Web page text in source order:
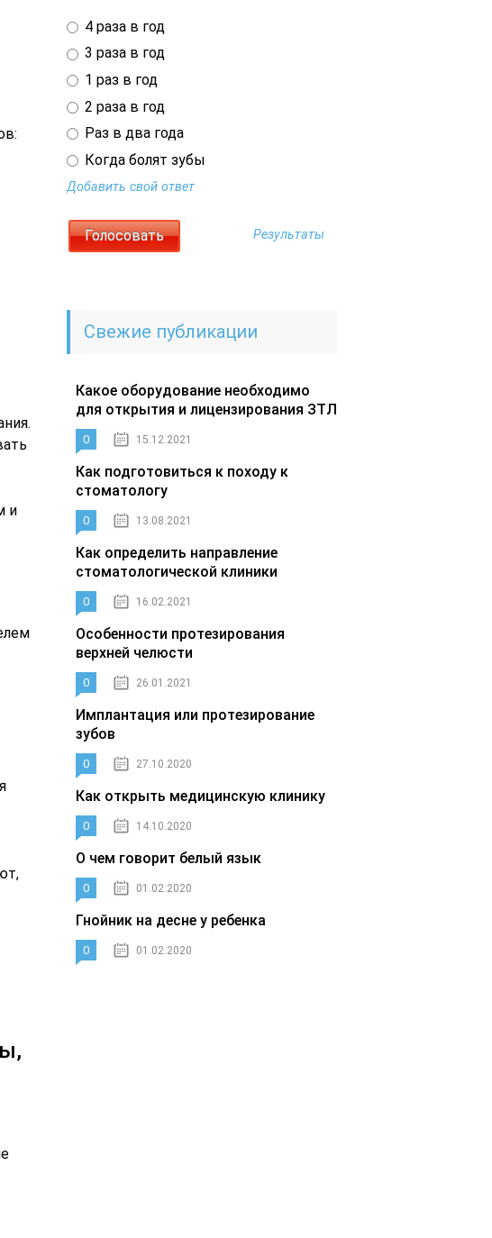
и
4 раза в год
3 раза в год
1 раз в год
2 раза в год
Раз в два года
Когда болят зубы
Добавить свой ответ
Результаты
Свежие публикации
Какое оборудование необходимо
для открытия и лицензирования ЗТЛ
0 15.12.2021
Как подготовиться к походу к
стоматологу
0 13.08.2021
Как определить направление
стоматологической клиники
0 16.02.2021
Особенности протезирования
верхней челюсти
0 26.01.2021
Имплантация или протезирование
зубов
0 27.10.2020
Как открыть медицинскую клинику
0 14.10.2020
О чем говорит белый язык
0 01.02.2020
Гнойник на десне у ребенка
0 01.02.2020